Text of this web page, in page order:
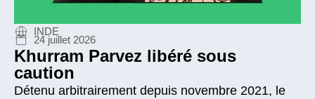
INDE
24 juillet 2026
Khurram Parvez libéré sous
caution
Détenu arbitrairement depuis novembre 2021, le